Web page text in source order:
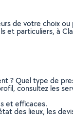
de votre choix
et particuliers, à
? Quel type de
consultez les
et efficaces.
des lieux, les